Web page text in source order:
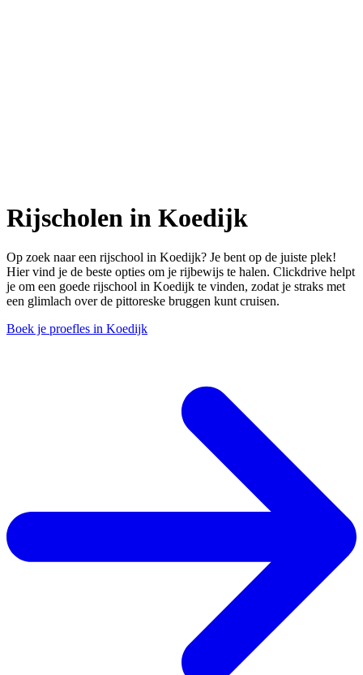
Rijscholen in Koedijk
Op zoek naar een rijschool in Koedijk? Je bent op de juiste plek!
Hier vind je de beste opties om je rijbewijs te halen. Clickdrive helpt
je om een goede rijschool in Koedijk te vinden, zodat je straks met
een glimlach over de pittoreske bruggen kunt cruisen.
Boek je proefles in Koedijk